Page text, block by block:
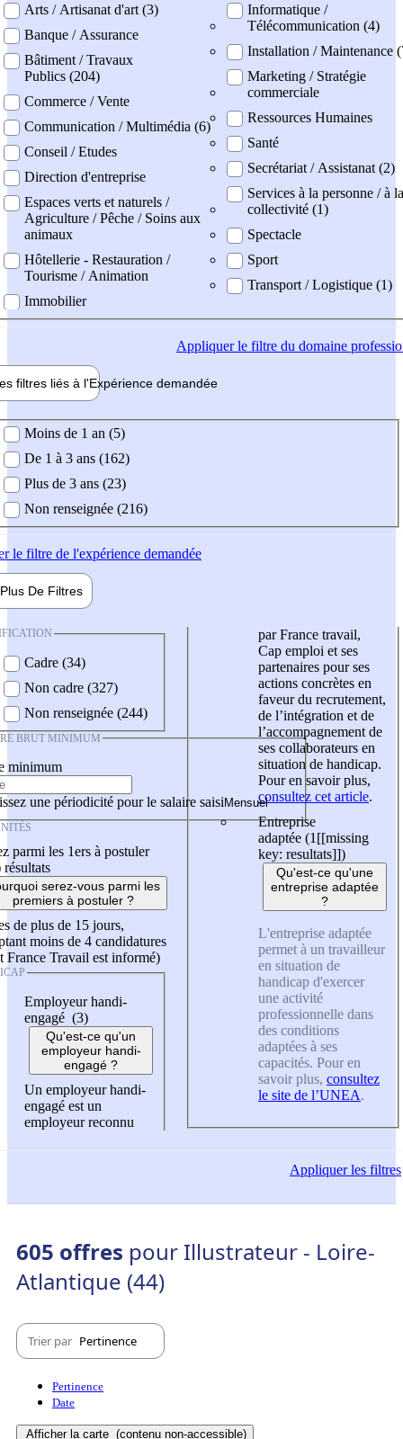
Arts / Artisanat d'art (3)
Banque / Assurance
Bâtiment / Travaux
Publics (204)
Commerce / Vente
Communication / Multimédia (6)
Conseil / Etudes
Direction d'entreprise
Espaces verts et naturels /
Agriculture / Pêche / Soins aux
animaux
Hôtellerie - Restauration /
Tourisme / Animation
Immobilier
Informatique /
Télécommunication (4)
Installation / Maintenance
Marketing / Stratégie
commerciale
Ressources Humaines
Santé
Secrétariat / Assistanat (2)
Services à la personne / à la
collectivité (1)
Spectacle
Sport
Transport / Logistique (1)
Appliquerle filtre du domaine
filtres liés à l'Expérience demandée
demandée
Moins de 1 an (5)
De 1 à 3 ans (162)
Plus de 3 ans (23)
Non renseignée (216)
le filtre de l'expérience demandée
Plus De Filtres
Cadre (34)
Non cadre (327)
Non renseignée (244)
BRUT MINIMUM
minimum
une périodicité pour le salaire saisi
parmi les 1ers à postuler
résultats
serez-vous parmi les
premiers à postuler ?
de plus de 15 jours,
moins de 4 candidatures
France Travail est informé)
Employeur handi-
engagé (3)
Qu'est-ce qu'un
employeur handi-
engagé ?
Un employeur handi-
engagé est un
employeur reconnu
par France travail,
Cap emploi et ses
partenaires pour ses
actions concrètes en
faveur du recrutement,
de l’intégration et de
l’accompagnement de
ses collaborateurs en
situation de handicap.
Pour en savoir plus,
consultez cet article.
Entreprise
adaptée (1 [[missing
key: resultats]])
Qu'est-ce qu'une
entreprise adaptée
?
L'entreprise adaptée
permet à un travailleur
en situation de
handicap d'exercer
une activité
professionnelle dans
des conditions
adaptées à ses
capacités. Pour en
savoir plus, consultez
le site de l’UNEA.
Appliquerles filtres
605 offres pour Illustrateur - Loire-
Atlantique (44)
Trier par Pertinence
Pertinence
Date
Afficher la carte (contenu non-accessible)